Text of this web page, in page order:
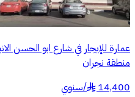
عمارة للإيجار في شارع ابو الحسن
منطقة نجران
14,400
§
/سنوي